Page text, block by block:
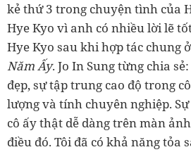
kẻ thứ 3 trong chuyện tình của
Hye Kyo vì anh có nhiều lời lẽ
Hye Kyo sau khi hợp tác chung
Năm Ấy. Jo In Sung từng chia
đẹp, sự tập trung cao độ trong
lượng và tính chuyên nghiệp.
cô ấy thật dễ dàng trên màn
điều đó. Tôi đã có khả năng tỏa